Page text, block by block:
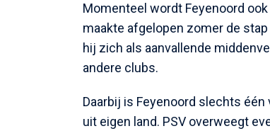
Momenteel wordt Feyenoord
maakte afgelopen zomer de stap
hij zich als aanvallende
andere clubs.
Daarbij is Feyenoord slechts
uit eigen land. PSV overweegt